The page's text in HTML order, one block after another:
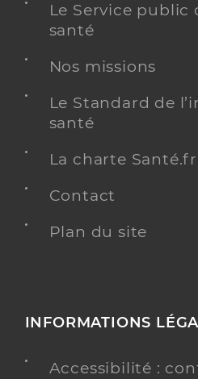
Le Service
santé
Nos missions
Le Standard de
santé
La charte
Contact
Plan du site
INFORMATIONS
Accessibilité :